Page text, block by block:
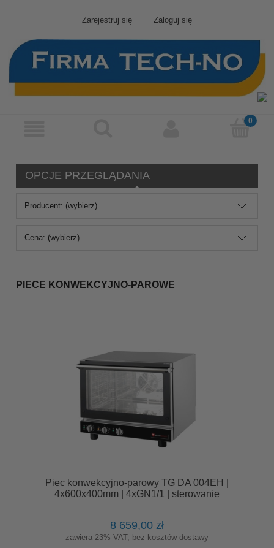
Zarejestruj się Zaloguj się
OPCJE PRZEGLĄDANIA
Producent: (wybierz)
Cena: (wybierz)
PIECE KONWEKCYJNO-PAROWE
Piec konwekcyjno-parowy TG DA 004EH |
4x600x400mm | 4xGN1/1 | sterowanie
8 659,00 zł
zawiera 23% VAT, bez kosztów dostawy